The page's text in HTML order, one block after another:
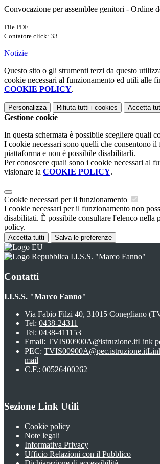
Convocazione per assemblee genitori - Ordine
File PDF
Contatore click: 33
Notizie
Questo sito o gli strumenti terzi da questo
cookie necessari al funzionamento ed utili alle
COOKIE POLICY.
Personalizza Rifiuta tutti i cookies Accetta
Gestione cookie
In questa schermata è possibile scegliere quali
I cookie necessari sono quelli che consentono il
piattaforma e non è possibile disabilitarli.
Per conoscere quali sono i cookie necessari al
visionare la COOKIE POLICY.
Cookie necessari per il funzionamento
I cookie necessari per il funzionamento non
disabilitati. È possibile consultare l'elenco nella
policy.
Accetta tutti Salva le preferenze
I.I.S.S. "Marco Fanno"
Contatti
I.I.S.S. "Marco Fanno"
Via Fabio Filzi 40, 31015 Conegliano
Tel: 0438-24311
Tel: 0438-411153
Email: TVIS00900A@istruzione.itLink
PEC: TVIS00900A@pec.istruzione.it
mail
C.F.: 00526400262
Sezione Link Utili
Cookie policy
Note legali
Informativa Privacy
Ufficio Relazioni con il Pubblico